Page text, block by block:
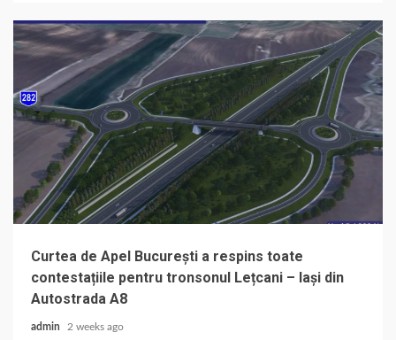
Curtea de Apel București a respins toate
contestațiile pentru tronsonul Lețcani – Iași din
Autostrada A8
admin 2 weeks ago